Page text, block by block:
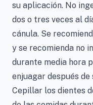
su aplicación. No
dos o tres veces al
cánula. Se
y se recomienda no
durante media hora
enjuagar después
Cepillar los dientes